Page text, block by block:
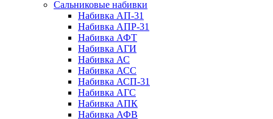
Сальниковые набивки
Набивка АП-31
Набивка АПР-31
Набивка АФТ
Набивка АГИ
Набивка АС
Набивка АСС
Набивка АСП-31
Набивка АГС
Набивка АПК
Набивка АФВ